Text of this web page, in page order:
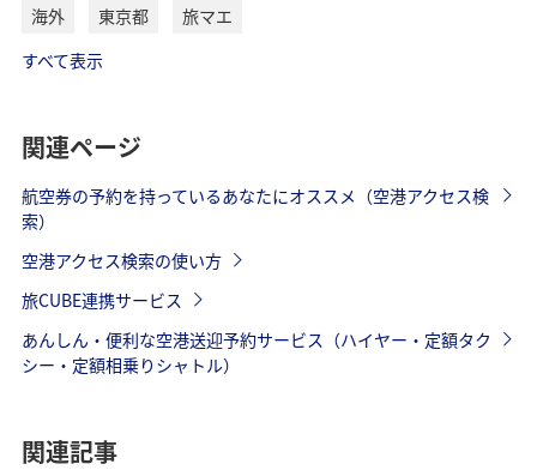
出国審査
海外 東京都
旅マエ
すべて表示
関連ページ
航空券の予約を持っているあなたにオススメ（空港アクセス検
索）
空港アクセス検索の使い方
旅CUBE連携サービス
あんしん・便利な空港送迎予約サービス（ハイヤー・定額タク
シー・定額相乗りシャトル）
関連記事